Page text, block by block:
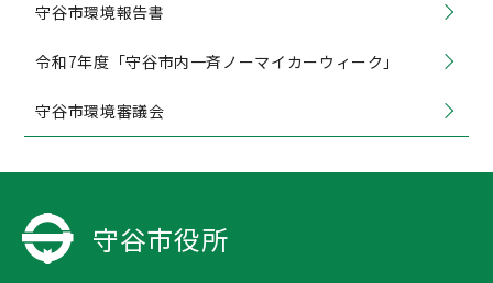
守谷市環境報告書
令和7年度「守谷市内一斉ノーマイカーウィーク」
守谷市環境審議会
守谷市役所